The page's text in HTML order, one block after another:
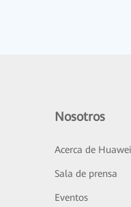
Nosotros
Acerca de
Sala de prensa
Eventos